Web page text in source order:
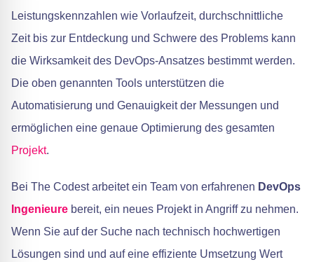
Leistungskennzahlen wie Vorlaufzeit, durchschnittliche
Zeit bis zur Entdeckung und Schwere des Problems kann
die Wirksamkeit des DevOps-Ansatzes bestimmt werden.
Die oben genannten Tools unterstützen die
Automatisierung und Genauigkeit der Messungen und
ermöglichen eine genaue Optimierung des gesamten
Projekt.
Bei The Codest arbeitet ein Team von erfahrenen DevOps
Ingenieure bereit, ein neues Projekt in Angriff zu nehmen.
Wenn Sie auf der Suche nach technisch hochwertigen
Lösungen sind und auf eine effiziente Umsetzung Wert